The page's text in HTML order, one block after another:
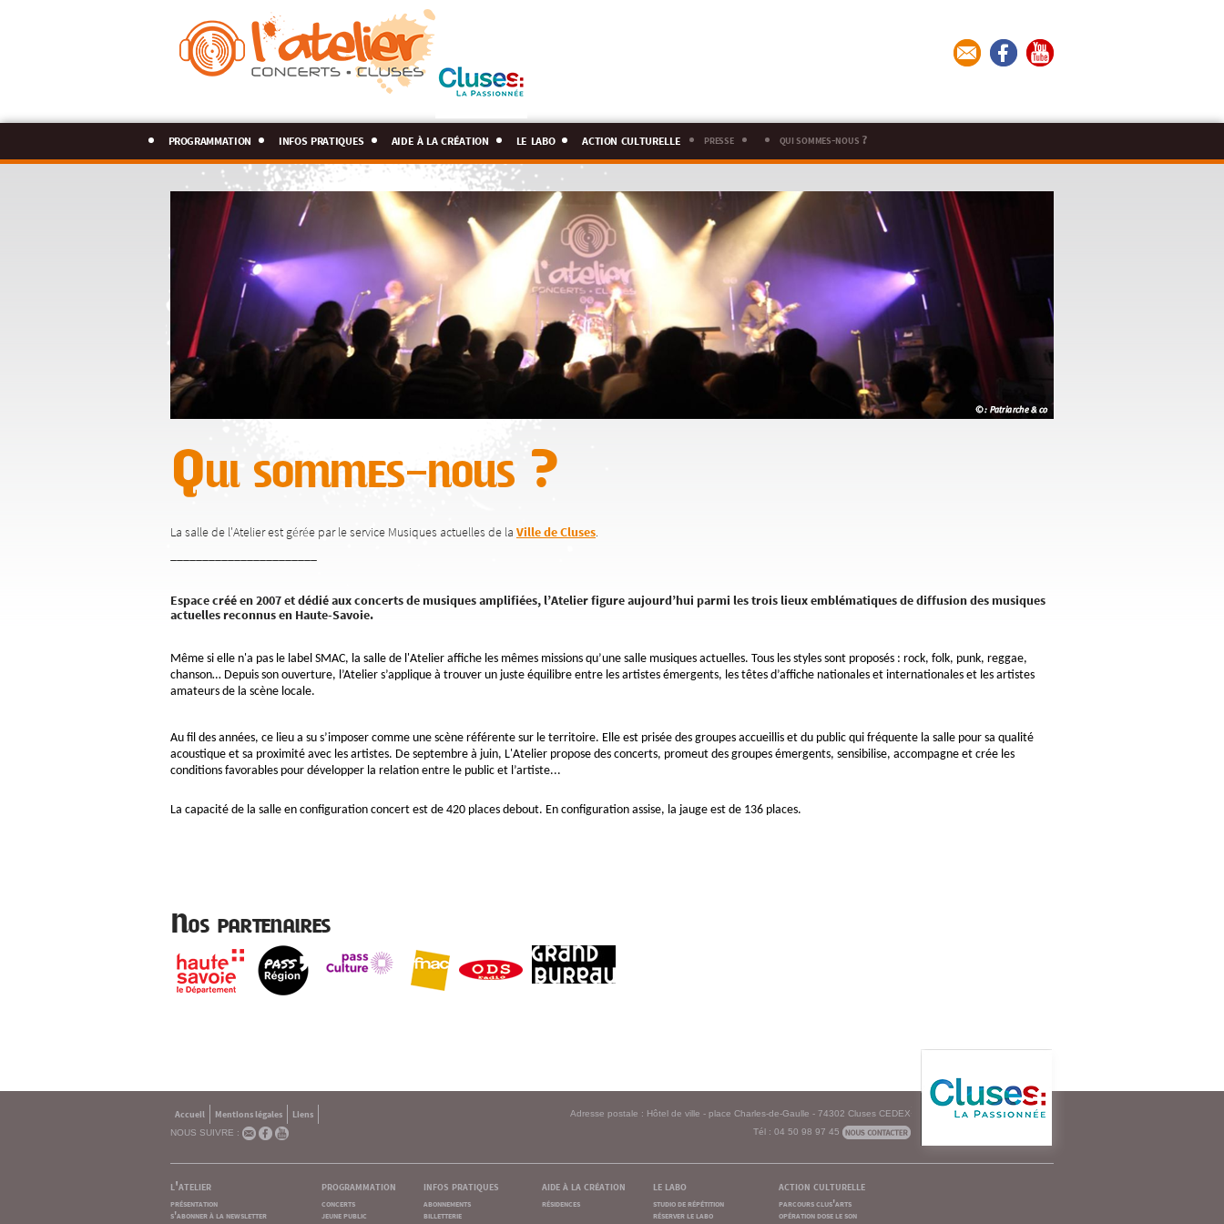
programmation infos pratiques aide à la création le labo action culturelle presse qui sommes-nous ?
Qui sommes-nous ?
La salle de l'Atelier est gérée par le service Musiques actuelles de la Ville de Cluses
Espace créé en 2007 et dédié aux concerts de musiques amplifiées, l’Atelier figure aujourd’hui parmi les trois lieux emblématiques de diffusion des musiques
actuelles reconnus en Haute-Savoie.
Même si elle n'a pas le label SMAC, la salle de l'Atelier affiche les mêmes missions qu’une salle musiques actuelles. Tous les styles sont proposés : rock, folk, punk, reggae,
chanson… Depuis son ouverture, l’Atelier s’applique à trouver un juste équilibre entre les artistes émergents, les têtes d’affiche nationales et internationales et les artistes
amateurs de la scène locale.
Au fil des années, ce lieu a su s’imposer comme une scène référente sur le territoire. Elle est prisée des groupes accueillis et du public qui fréquente la salle pour sa qualité
acoustique et sa proximité avec les artistes. De septembre à juin, L'Atelier propose des concerts, promeut des groupes émergents, sensibilise, accompagne et crée les
conditions favorables pour développer la relation entre le public et l’artiste...
La capacité de la salle en configuration concert est de 420 places debout. En configuration assise, la jauge est de 136 places.
Nos partenaires
Accueil Mentions légales
Liens
NOUS SUIVRE :
Adresse postale : Hôtel de ville - place Charles-de-Gaulle - 74302 Cluses CEDEX
Tél : 04 50 98 97 45
l'atelier
présentation
s'abonner à la newsletter
programmation
concerts
jeune public
infos pratiques
abonnements
billetterie
aide à la création
résidences
le labo
studio de répétition
réserver le labo
action culturelle
parcours clus'arts
opération dose le son